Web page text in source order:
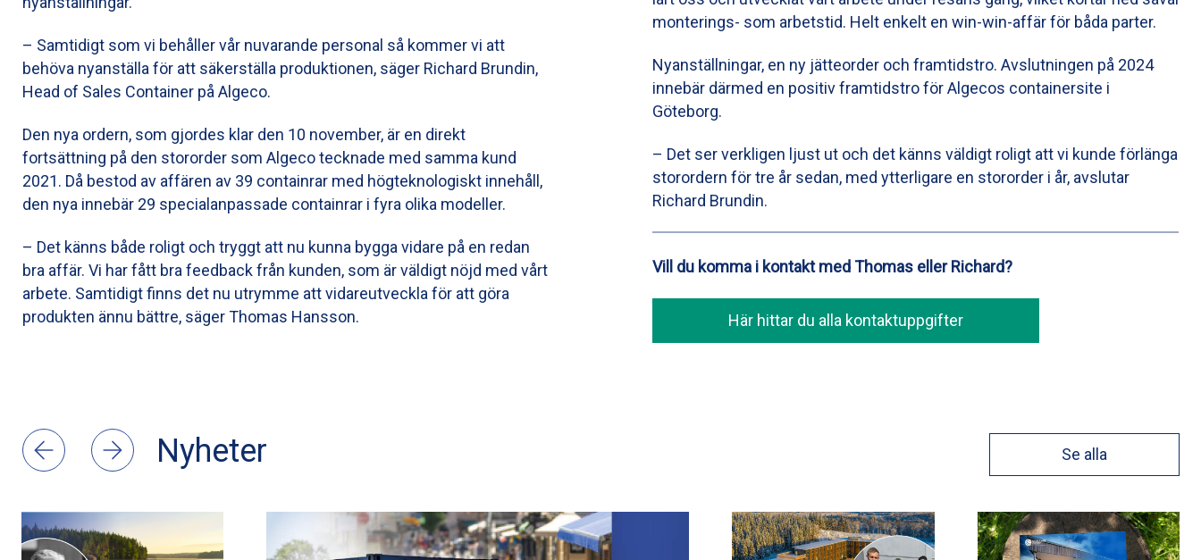
– Samtidigt som vi behåller vår nuvarande personal så kommer vi att
behöva nyanställa för att säkerställa produktionen, säger Richard Brundin,
Head of Sales Container på Algeco.
Den nya ordern, som gjordes klar den 10 november, är en direkt
fortsättning på den stororder som Algeco tecknade med samma kund
2021. Då bestod av affären av 39 containrar med högteknologiskt innehåll,
den nya innebär 29 specialanpassade containrar i fyra olika modeller.
– Det känns både roligt och tryggt att nu kunna bygga vidare på en redan
bra affär. Vi har fått bra feedback från kunden, som är väldigt nöjd med vårt
arbete. Samtidigt finns det nu utrymme att vidareutveckla för att göra
produkten ännu bättre, säger Thomas Hansson.
monterings- som arbetstid. Helt enkelt en win-win-affär för båda parter.
Nyanställningar, en ny jätteorder och framtidstro. Avslutningen på 2024
innebär därmed en positiv framtidstro för Algecos containersite i
Göteborg.
– Det ser verkligen ljust ut och det känns väldigt roligt att vi kunde förlänga
storordern för tre år sedan, med ytterligare en stororder i år, avslutar
Richard Brundin.
Vill du komma i kontakt med Thomas eller Richard?
Här hittar du alla kontaktuppgifter
Nyheter Se alla